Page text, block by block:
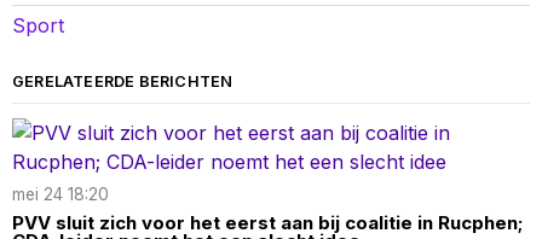
Sport
GERELATEERDE BERICHTEN
mei 24 18:20
PVV sluit zich voor het eerst aan bij coalitie in Rucphen;